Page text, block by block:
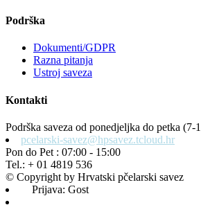
Podrška
Dokumenti/GDPR
Razna pitanja
Ustroj saveza
Kontakti
Podrška saveza od ponedjeljka do petka (7-
pcelarski-savez@hpsavez.tcloud.hr
Pon do Pet : 07:00 - 15:00
Tel.: + 01 4819 536
© Copyright by Hrvatski pčelarski savez
Prijava: Gost